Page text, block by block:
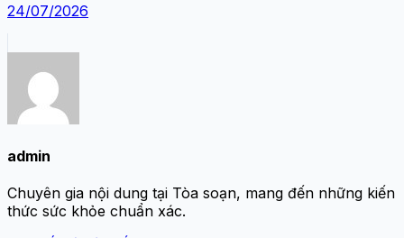
24/07/2026
admin
Chuyên gia nội dung tại Tòa soạn, mang đến những kiến
thức sức khỏe chuẩn xác.